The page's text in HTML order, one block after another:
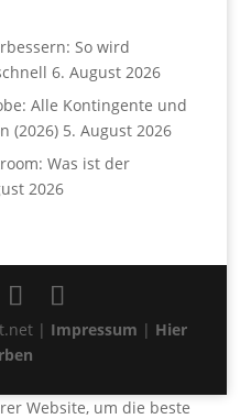
So wird
6. August 2026
Alle Kontingente und
(2026) 5. August 2026
Was ist der
2026
| Impressum | Hier
Website, um die beste